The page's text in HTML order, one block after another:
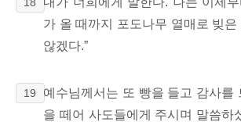
가 올 때까지 포도나무 열매로 빚은
않겠다.”
19
예수님께서는 또 빵을 들고 감사를
을 떼어 사도들에게 주시며 말씀하